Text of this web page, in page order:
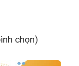
chọn)